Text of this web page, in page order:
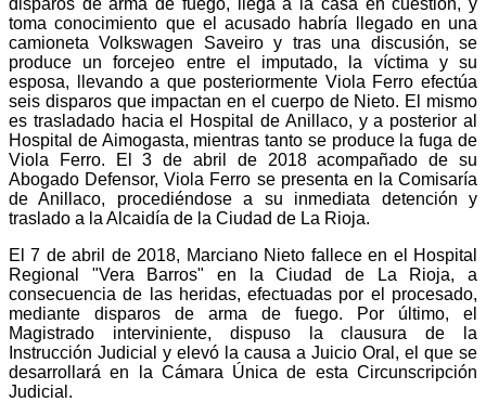
toma conocimiento que el acusado habría llegado en una
camioneta Volkswagen Saveiro y tras una discusión, se
produce un forcejeo entre el imputado, la víctima y su
esposa, llevando a que posteriormente Viola Ferro efectúa
seis disparos que impactan en el cuerpo de Nieto. El mismo
es trasladado hacia el Hospital de Anillaco, y a posterior al
Hospital de Aimogasta, mientras tanto se produce la fuga de
Viola Ferro. El 3 de abril de 2018 acompañado de su
Abogado Defensor, Viola Ferro se presenta en la Comisaría
de Anillaco, procediéndose a su inmediata detención y
traslado a la Alcaidía de la Ciudad de La Rioja.
El 7 de abril de 2018, Marciano Nieto fallece en el Hospital
Regional "Vera Barros" en la Ciudad de La Rioja, a
consecuencia de las heridas, efectuadas por el procesado,
mediante disparos de arma de fuego. Por último, el
Magistrado interviniente, dispuso la clausura de la
Instrucción Judicial y elevó la causa a Juicio Oral, el que se
desarrollará en la Cámara Única de esta Circunscripción
Judicial.